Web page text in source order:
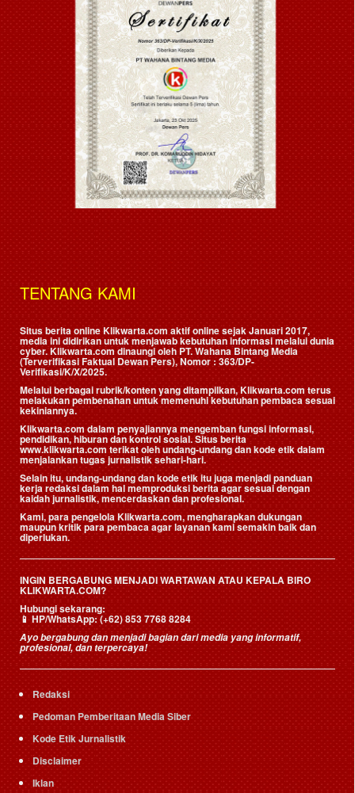
TENTANG KAMI
Situs berita online Klikwarta.com aktif online sejak Januari 2017,
media ini didirikan untuk menjawab kebutuhan informasi melalui dunia
cyber. Klikwarta.com dinaungi oleh PT. Wahana Bintang Media
(Terverifikasi Faktual Dewan Pers), Nomor : 363/DP-
Verifikasi/K/X/2025.
Melalui berbagai rubrik/konten yang ditampilkan, Klikwarta.com terus
melakukan pembenahan untuk memenuhi kebutuhan pembaca sesuai
kekiniannya.
Klikwarta.com dalam penyajiannya mengemban fungsi informasi,
pendidikan, hiburan dan kontrol sosial. Situs berita
www.klikwarta.com terikat oleh undang-undang dan kode etik dalam
menjalankan tugas jurnalistik sehari-hari.
Selain itu, undang-undang dan kode etik itu juga menjadi panduan
kerja redaksi dalam hal memproduksi berita agar sesuai dengan
kaidah jurnalistik, mencerdaskan dan profesional.
Kami, para pengelola Klikwarta.com, mengharapkan dukungan
maupun kritik para pembaca agar layanan kami semakin baik dan
diperlukan.
INGIN BERGABUNG MENJADI WARTAWAN ATAU KEPALA BIRO
KLIKWARTA.COM?
Hubungi sekarang:
📱HP/WhatsApp:(+62) 853 7768 8284
Ayo bergabung dan menjadi bagian dari media yang informatif,
profesional, dan terpercaya!
Redaksi
Pedoman Pemberitaan Media Siber
Kode Etik Jurnalistik
Disclaimer
Iklan